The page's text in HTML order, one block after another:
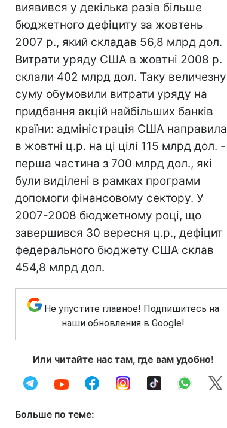
виявився у декілька разів більше
бюджетного дефіциту за жовтень
2007 р., який складав 56,8 млрд дол.
Витрати уряду США в жовтні 2008 р.
склали 402 млрд дол. Таку величезну
суму обумовили витрати уряду на
придбання акцій найбільших банків
країни: адміністрація США направила
в жовтні ц.р. на ці цілі 115 млрд дол. -
перша частина з 700 млрд дол., які
були виділені в рамках програми
допомоги фінансовому сектору. У
2007-2008 бюджетному році, що
завершився 30 вересня ц.р., дефіцит
федерального бюджету США склав
454,8 млрд дол.
Не упустите главное! Подпишитесь на
наши обновления в Google!
Или читайте нас там, где вам удобно!
Больше по теме: